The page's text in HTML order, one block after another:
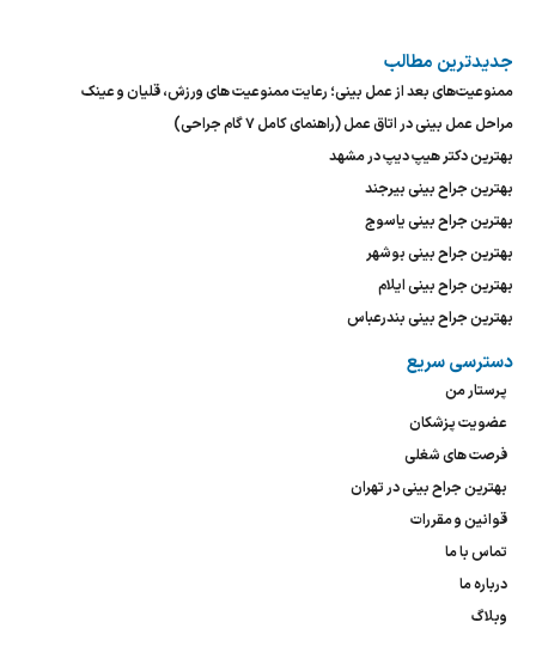
جدیدترین مطالب
ممنوعیت‌های بعد از عمل بینی؛ رعایت ممنوعیت های ورزش، قلیان و عینک
مراحل عمل بینی در اتاق عمل (راهنمای کامل ۷ گام جراحی)
بهترین دکتر هیپ دیپ در مشهد
بهترین جراح بینی بیرجند
بهترین جراح بینی یاسوج
بهترین جراح بینی بوشهر
بهترین جراح بینی ایلام
بهترین جراح بینی بندرعباس
دسترسی سریع
پرستار من
عضویت پزشکان
فرصت های شغلی
بهترین جراح بینی در تهران
قوانین و مقررات
تماس با ما
درباره ما
وبلاگ